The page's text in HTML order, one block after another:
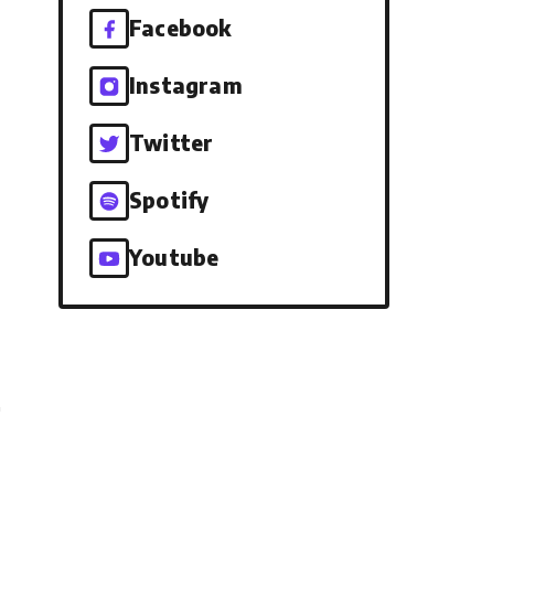
Facebook
Instagram
Twitter
Spotify
Youtube